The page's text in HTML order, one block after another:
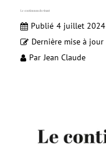
Le continuum du vivant
Publié 4 juillet 2024
Dernière mise à jour
Par Jean Claude